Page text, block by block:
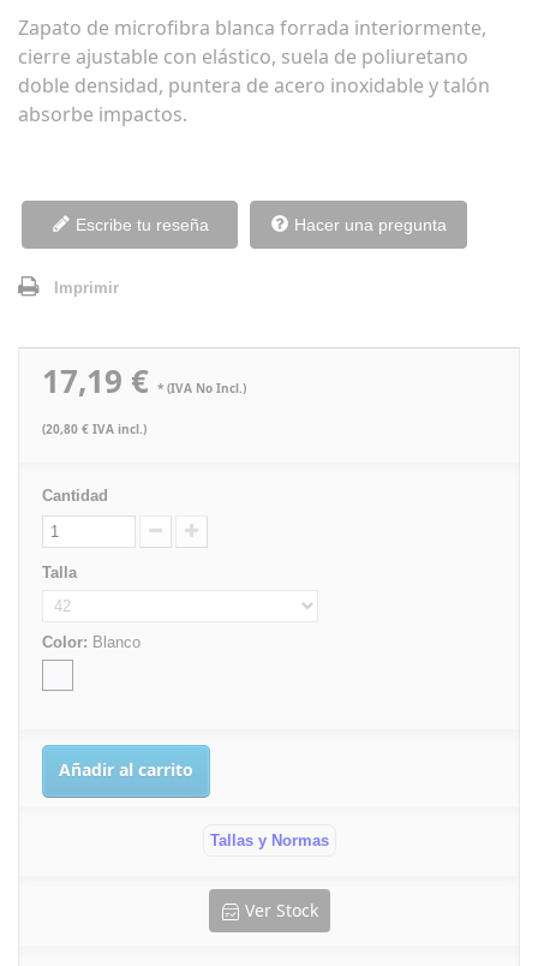
Zapato de microfibra blanca forrada interiormente,
cierre ajustable con elástico, suela de poliuretano
doble densidad, puntera de acero inoxidable y talón
absorbe impactos.
Escribe tu reseña Hacer una pregunta
Imprimir
17,19 € * (IVA No Incl.)
(20,80 € IVA incl.)
Cantidad
Talla
Color: Blanco
Añadir al carrito
Tallas y Normas
Ver Stock